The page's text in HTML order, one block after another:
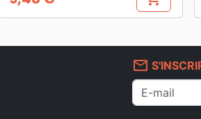
Prix
mail_outline